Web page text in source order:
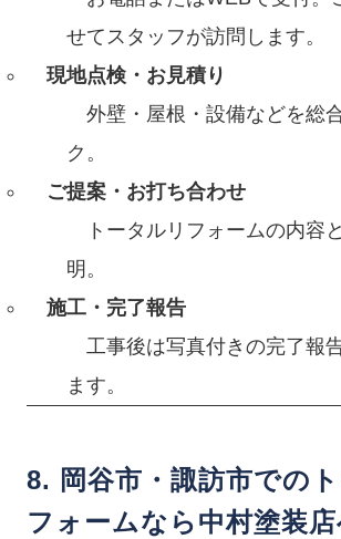
せてスタッフが訪問します。
現地点検・お見積り
外壁・屋根・設備などを総
ク。
ご提案・お打ち合わせ
トータルリフォームの内容
明。
施工・完了報告
工事後は写真付きの完了報
ます。
8. 岡谷市・諏訪市での
フォームなら中村塗装